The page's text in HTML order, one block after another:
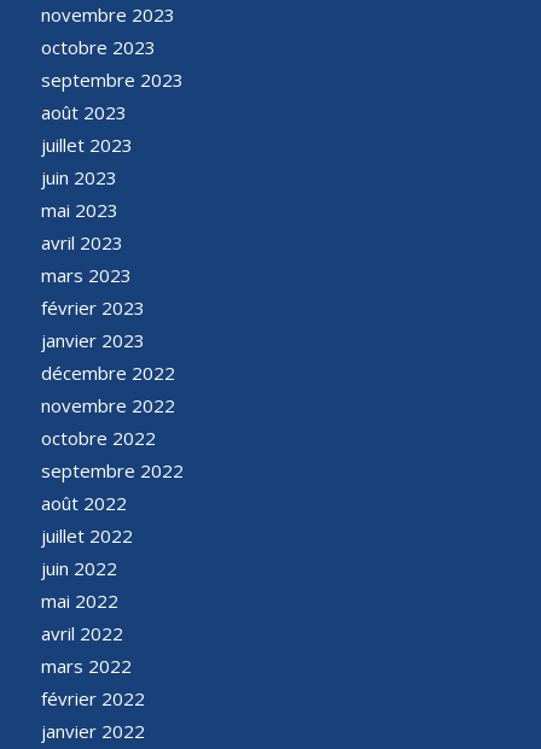
novembre 2023
octobre 2023
septembre 2023
août 2023
juillet 2023
juin 2023
mai 2023
avril 2023
mars 2023
février 2023
janvier 2023
décembre 2022
novembre 2022
octobre 2022
septembre 2022
août 2022
juillet 2022
juin 2022
mai 2022
avril 2022
mars 2022
février 2022
janvier 2022